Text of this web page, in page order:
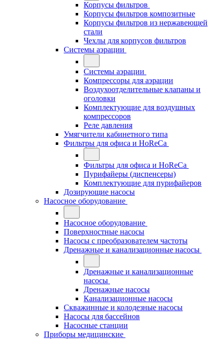
Корпусы фильтров
Корпусы фильтров композитные
Корпусы фильтров из нержавеющей
стали
Чехлы для корпусов фильтров
Системы аэрации
Системы аэрации
Компрессоры для аэрации
Воздухоотделительные клапаны и
оголовки
Комплектующие для воздушных
компрессоров
Реле давления
Умягчители кабинетного типа
Фильтры для офиса и HoReCa
Фильтры для офиса и HoReCa
Пурифайеры (диспенсеры)
Комплектующие для пурифайеров
Дозирующие насосы
Насосное оборудование
Насосное оборудование
Поверхностные насосы
Насосы с преобразователем частоты
Дренажные и канализационные насосы
Дренажные и канализационные
насосы
Дренажные насосы
Канализационные насосы
Скважинные и колодезные насосы
Насосы для бассейнов
Насосные станции
Приборы медицинские